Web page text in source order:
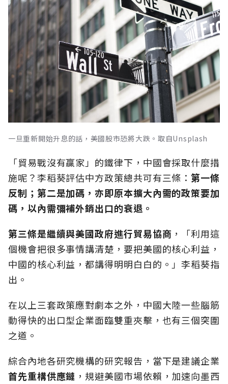
一旦重新開始升息的話，美國股市恐將大跌。取自Unsplash
「貿易戰沒有贏家」的鐵律下，中國會採取什麼措
施呢？李稻葵評估中方政策總共可有三條：第一條
反制；第二是加碼 ，亦即原本擴大內需的政策要加
碼，以內需彌補外銷出口的衰退。
第三條是繼續與美國政府進行貿易協商 ，「利用這
個機會把很多事情講清楚，要把美國的核心利益，
中國的核心利益，都講得明明白白的。」李稻葵指
出。
在以上三套政策應對劇本之外，中國大陸一些腦筋
動得快的出口型企業面臨雙重夾擊，也有三個突圍
之道。
綜合內地各研究機構的研究報告，當下是建議企業
首先重構供應鏈 ，規避美國市場依賴，加速向墨西